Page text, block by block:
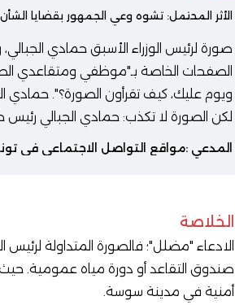
الأثر المحتمل: تشوه وعي الجمهور بقضايا الشأن
صورة لرئيس الوزراء الأسبق حمادي
الصفحات الخاصة بـ"موظفي ومتقاعدي
ويوم عليك، كيف تقرأون الصورة؟". حمادي
لكن الصورة لا تكذب: حمادي الجبالي
المدعي :مواقع التواصل الاجتماعي في
الخلاصة
الادعاء "مضلل"؛ فالصورة المتداولة
أمنية في مدينة سوسة.